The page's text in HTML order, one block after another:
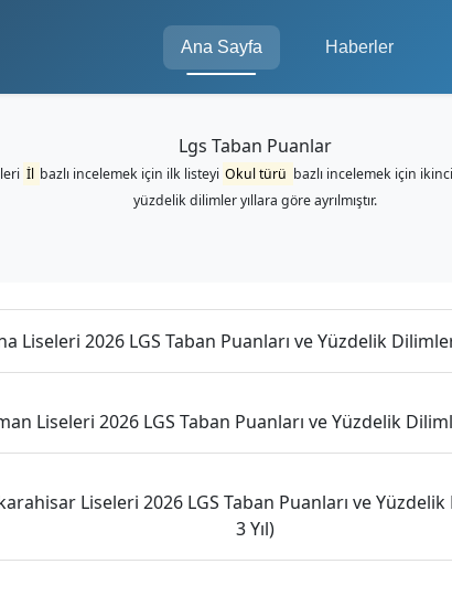
Ana Sayfa Haberler
Lgs Taban Puanlar
İl bazlı incelemek için ilk listeyi Okul türü bazlı incelemek için
yüzdelik dilimler yıllara göre ayrılmıştır.
Liseleri 2026 LGS Taban Puanları ve Yüzdelik
Liseleri 2026 LGS Taban Puanları ve Yüzdelik
Liseleri 2026 LGS Taban Puanları ve
3 Yıl)